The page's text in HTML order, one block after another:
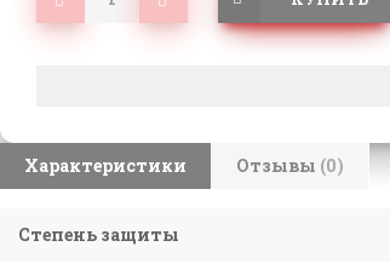
Характеристики Отзывы (0)
Степень защиты